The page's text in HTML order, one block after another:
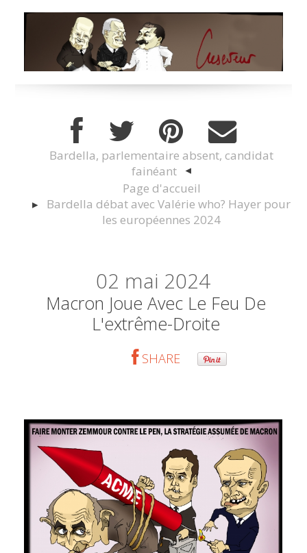
Bardella, parlementaire absent, candidat
fainéant
Page d'accueil
Bardella débat avec Valérie who? Hayer pour
les européennes 2024
02 mai 2024
Macron Joue Avec Le Feu De
L'extrême-Droite
SHARE